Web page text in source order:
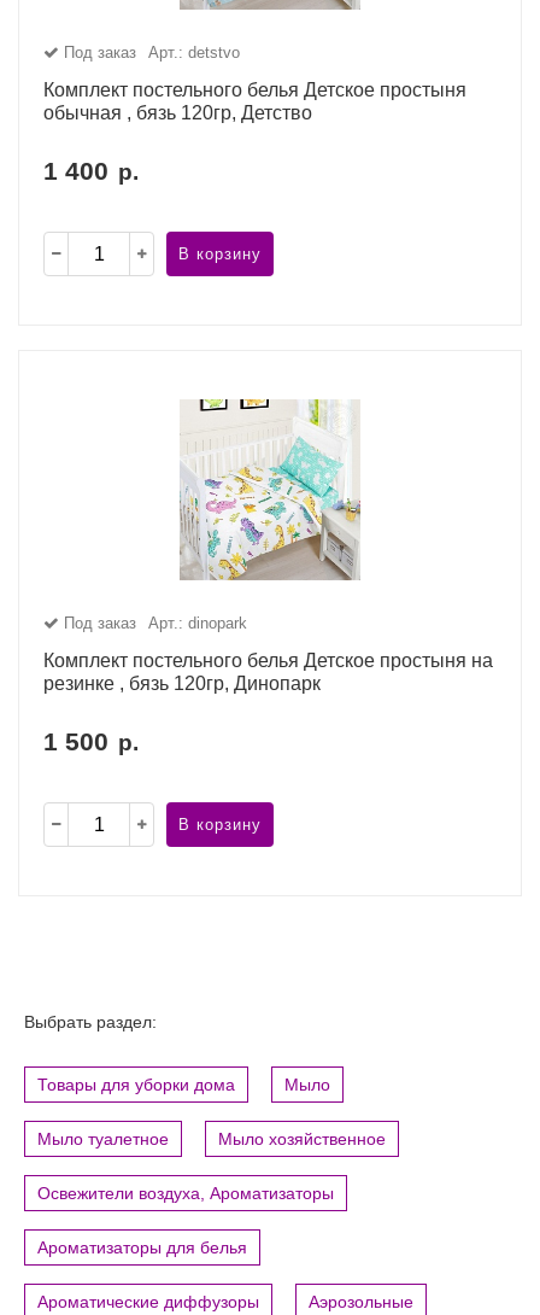
Под заказ Арт.: detstvo
Комплект постельного белья Детское простыня
обычная , бязь 120гр, Детство
1 400 р.
В корзину
Под заказ Арт.: dinopark
Комплект постельного белья Детское простыня на
резинке , бязь 120гр, Динопарк
1 500 р.
В корзину
Выбрать раздел:
Товары для уборки дома Мыло
Мыло туалетное Мыло хозяйственное
Освежители воздуха, Ароматизаторы
Ароматизаторы для белья
Ароматические диффузоры Аэрозольные